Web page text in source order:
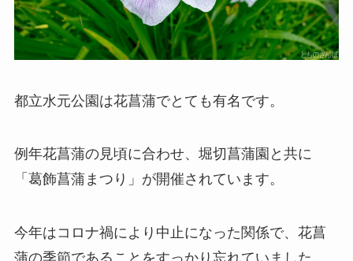
都立水元公園は花菖蒲でとても有名です。
例年花菖蒲の見頃に合わせ、堀切菖蒲園と共に
「葛飾菖蒲まつり」が開催されています。
今年はコロナ禍により中止になった関係で、花菖